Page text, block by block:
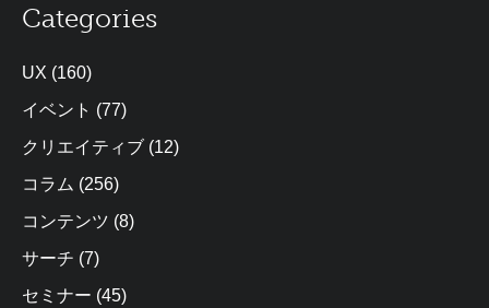
Categories
UX (160)
イベント (77)
クリエイティブ (12)
コラム (256)
コンテンツ (8)
サーチ (7)
セミナー (45)